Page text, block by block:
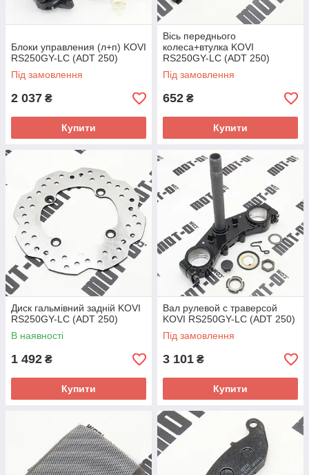
Блоки управления (л+п) KOVI
RS250GY-LC (ADT 250)
Під замовлення
2 037 ₴
Купити
Вісь переднього
колеса+втулка KOVI
RS250GY-LC (ADT 250)
Під замовлення
652 ₴
Купити
Диск гальмівний задній KOVI
RS250GY-LC (ADT 250)
В наявності
1 492 ₴
Купити
Вал рулевой с траверсой
KOVI RS250GY-LC (ADT 250)
Під замовлення
3 101 ₴
Купити